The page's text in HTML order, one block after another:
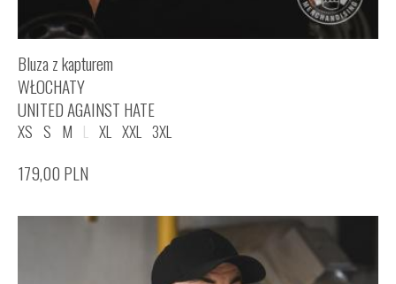
Bluza z kapturem
WŁOCHATY
UNITED AGAINST HATE
XS S M L XL XXL 3XL
179,00 PLN